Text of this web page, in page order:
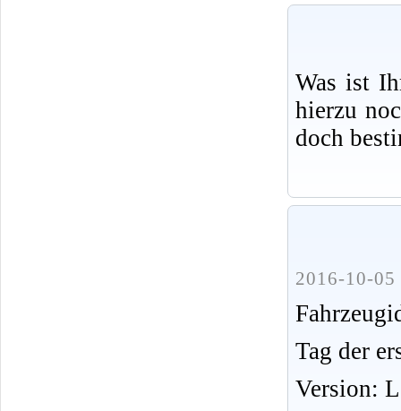
Was ist
hierzu
doch
2016-10-05
Tag der
Version: